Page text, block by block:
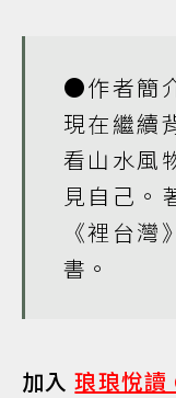
●作者簡
現在繼續
看山水風
見自己。
《裡台灣》
書。
加入琅琅悅